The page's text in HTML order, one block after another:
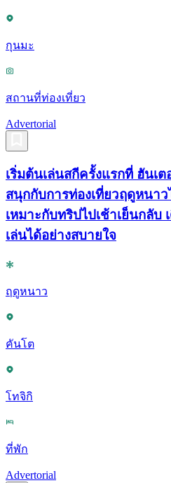
กุนมะ
สถานที่ท่องเที่ยว
Advertorial
เริ่มต้นเล่นสกีครั้งแรกที่ ฮันเ
สนุกกับการท่องเที่ยวฤดูหนา
เหมาะกับทริปไปเช้าเย็นกลับ
เล่นได้อย่างสบายใจ
ฤดูหนาว
คันโต
โทจิกิ
ที่พัก
Advertorial